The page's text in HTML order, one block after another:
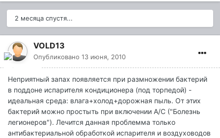
2 месяца спустя...
VOLD13
Опубликовано 13 июня, 2010
Неприятный запах появляется при размножении бактерий
в поддоне испарителя кондиционера (под торпедой) -
идеальная среда: влага+холод+дорожная пыль. От этих
бактерий можно простыть при включении А/С ("Болезнь
легионеров"). Лечится данная проблемма только
антибактериальной обработкой испарителя и воздуховодов